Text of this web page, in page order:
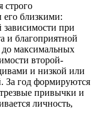
строго
его близкими:
при
и благоприятной
максимальных
второй-
и низкой или
За год формируются
привычки и
личность,